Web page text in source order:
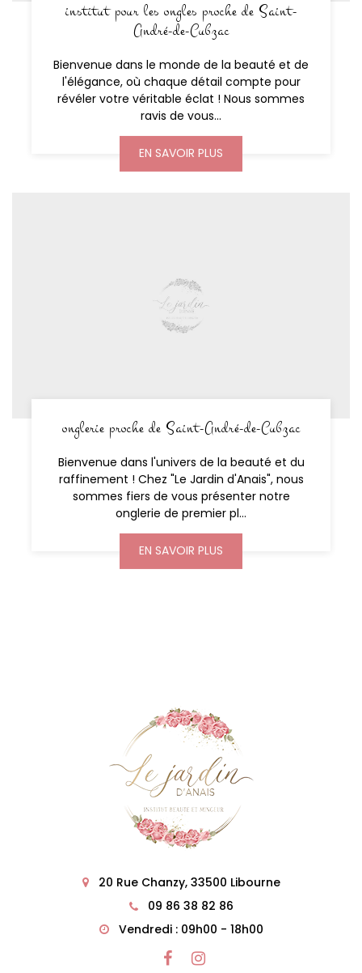
institut pour les ongles proche de Saint-
André-de-Cubzac
Bienvenue dans le monde de la beauté et de
l'élégance, où chaque détail compte pour
révéler votre véritable éclat ! Nous sommes
ravis de vous...
EN SAVOIR PLUS
onglerie proche de Saint-André-de-Cubzac
Bienvenue dans l'univers de la beauté et du
raffinement ! Chez "Le Jardin d'Anais", nous
sommes fiers de vous présenter notre
onglerie de premier pl...
EN SAVOIR PLUS
20 Rue Chanzy, 33500 Libourne
09 86 38 82 86
Vendredi : 09h00 - 18h00